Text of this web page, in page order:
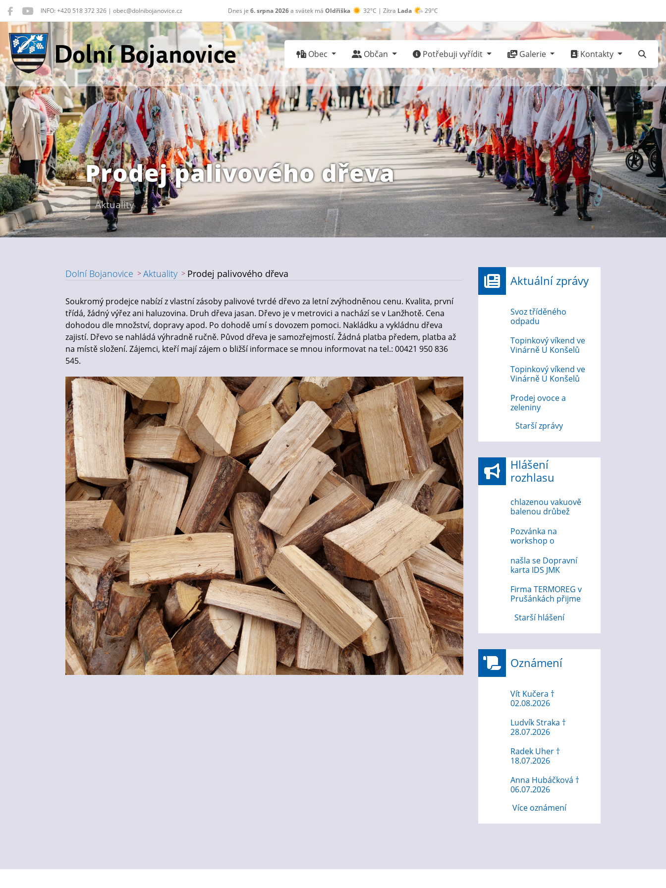
INFO: +420 518 372 326 | obec@dolnibojanovice.cz Dnes je 6. srpna 2026a svátek má Oldřiška 32°C | Zítra Lada 29°C
Dolní Bojanovice
Obec Občan Potřebuji vyřídit Galerie Kontakty
Prodej palivového dřeva
Aktuality
Dolní Bojanovice Aktuality Prodej palivového dřeva
Nadpis článku
Soukromý prodejce nabízí z vlastní zásoby palivové tvrdé dřevo za letní zvýhodněnou cenu. Kvalita, první
třídá, žádný výřez ani haluzovina. Druh dřeva jasan. Dřevo je v metrovici a nachází se v Lanžhotě. Cena
dohodou dle množství, dopravy apod. Po dohodě umí s dovozem pomoci. Nakládku a vykládnu dřeva
zajistí. Dřevo se nahládá výhradně ručně. Původ dřeva je samozřejmostí. Žádná platba předem, platba až
na místě složení. Zájemci, kteří mají zájem o bližší informace se mnou informovat na tel.: 00421 950 836
545.
Aktuální zprávy
Svoz tříděného
odpadu
Topinkový víkend ve
Vinárně U Konšelů
Topinkový víkend ve
Vinárně U Konšelů
Prodej ovoce a
zeleniny
Starší zprávy
Hlášení
rozhlasu
chlazenou vakuově
balenou drůbež
Pozvánka na
workshop o
internetu 12.8.2026
našla se Dopravní
karta IDS JMK
Firma TERMOREG v
Prušánkách přijme
Starší hlášení
Oznámení
Vít Kučera †
02.08.2026
Ludvík Straka †
28.07.2026
Radek Uher †
18.07.2026
Anna Hubáčková †
06.07.2026
Více oznámení